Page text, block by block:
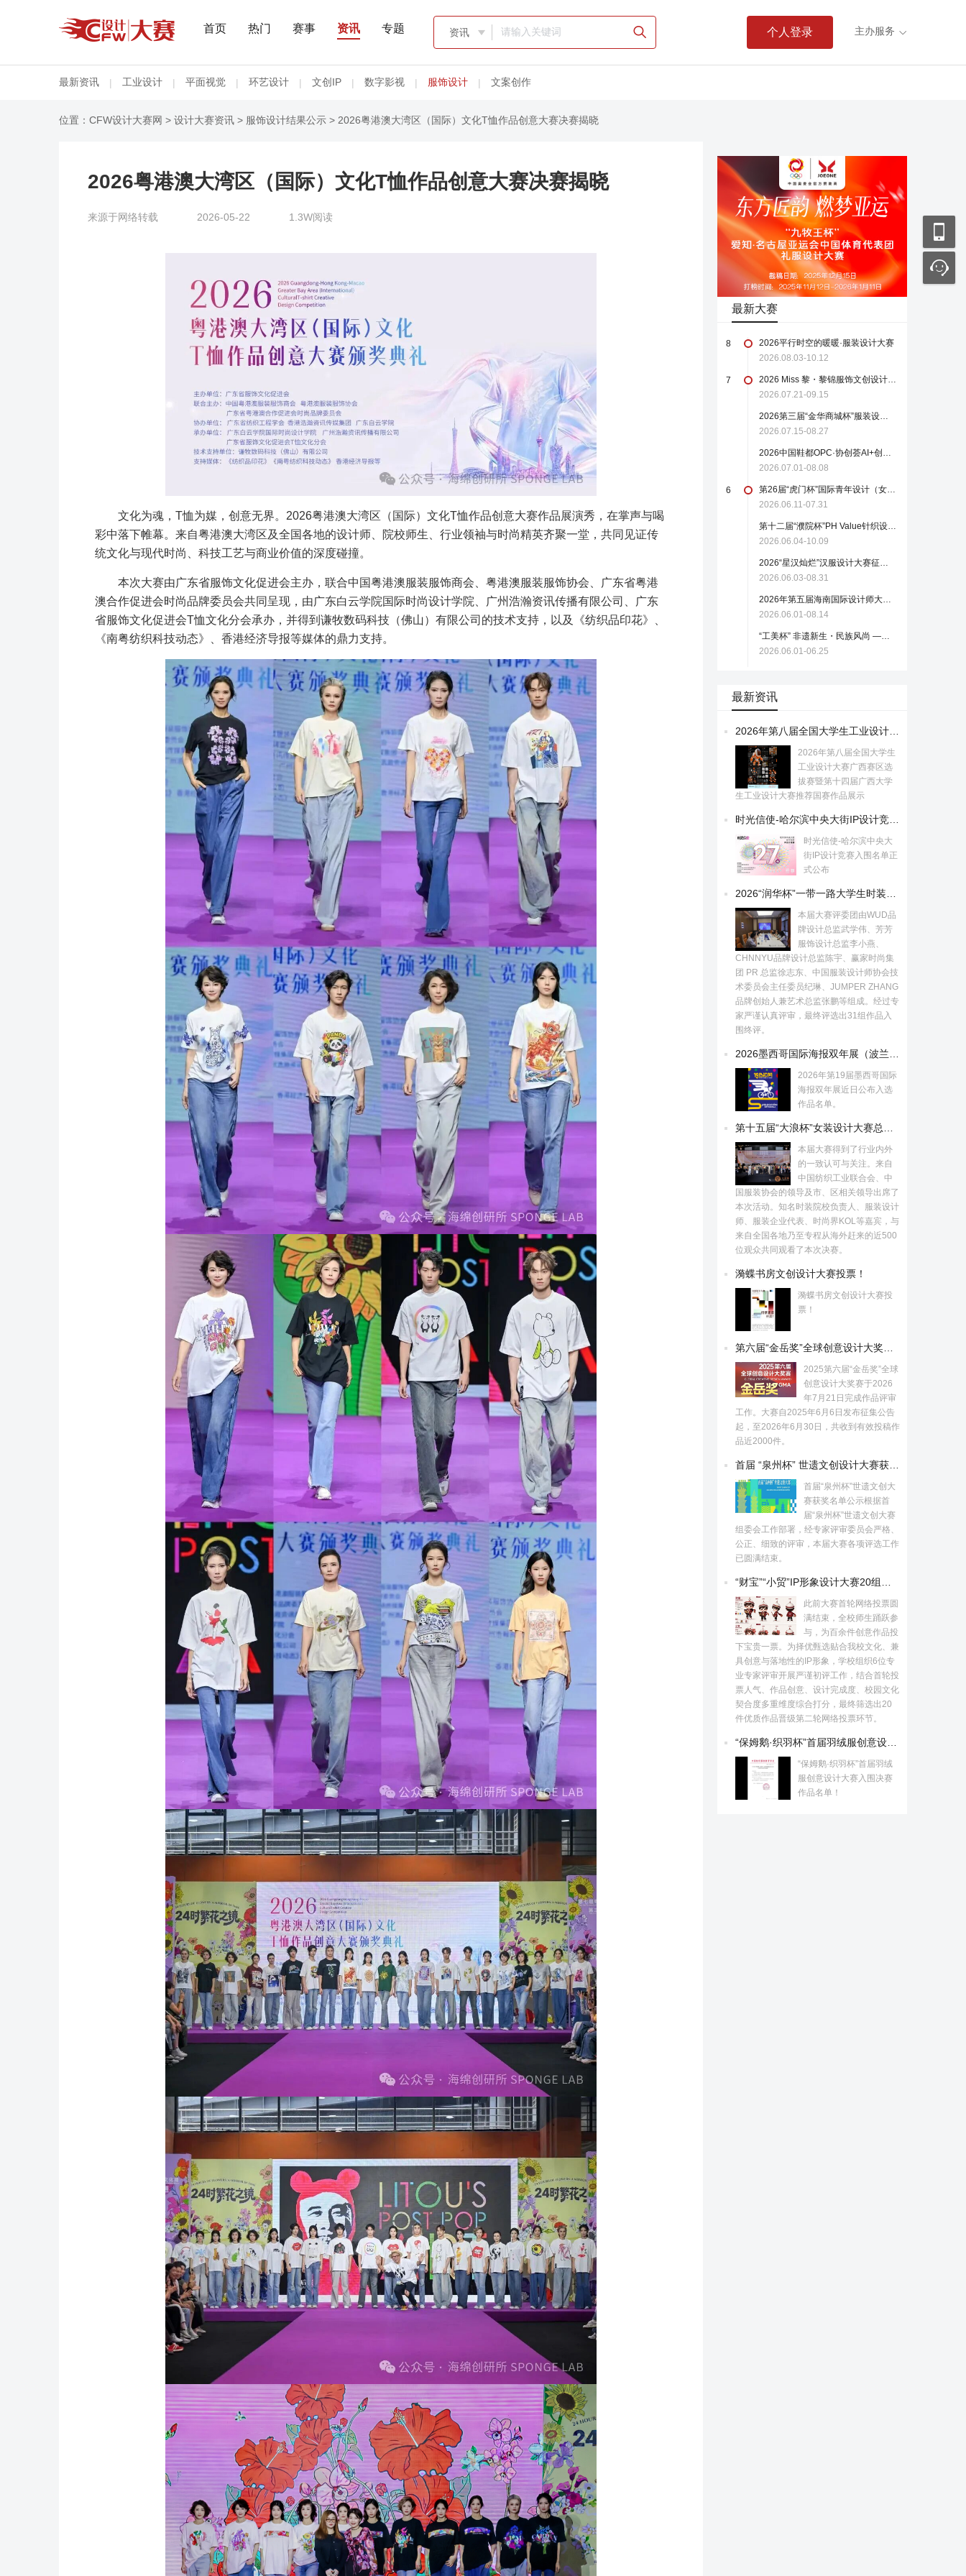
首页 热门 赛事 资讯 专题 资讯   个人登录 主办服务 
最新资讯 | 工业设计 | 平面视觉 | 环艺设计 | 文创IP | 数字影视 | 服饰设计 | 文案创作
位置： CFW设计大赛网 > 设计大赛资讯 > 服饰设计结果公示 > 2026粤港澳大湾区（国际）文化T恤作品创意大赛决赛揭晓
2026粤港澳大湾区（国际）文化T恤作品创意大赛决赛揭晓
来源于网络转载 2026-05-22 1.3W阅读
文化为魂，T恤为媒，创意无界。2026粤港澳大湾区（国际）文化T恤作品创意大赛作品展演秀，在掌声与喝
彩中落下帷幕。来自粤港澳大湾区及全国各地的设计师、院校师生、行业领袖与时尚精英齐聚一堂，共同见证传
统文化与现代时尚、科技工艺与商业价值的深度碰撞。
本次大赛由广东省服饰文化促进会主办，联合中国粤港澳服装服饰商会、粤港澳服装服饰协会、广东省粤港
澳合作促进会时尚品牌委员会共同呈现，由广东白云学院国际时尚设计学院、广州浩瀚资讯传播有限公司、广东
省服饰文化促进会T恤文化分会承办，并得到谦牧数码科技（佛山）有限公司的技术支持，以及《纺织品印花》、
《南粤纺织科技动态》、香港经济导报等媒体的鼎力支持。
最新大赛
8
2026平行时空的暖暖·服装设计大赛
2026.08.03-10.12
7
2026 Miss 黎・黎锦服饰文创设计大赛
2026.07.21-09.15
2026第三届“金华商城杯”服装设计大赛（截至2026年8月27日）
2026.07.15-08.27
2026中国鞋都OPC·协创荟AI+创意设计大赛
2026.07.01-08.08
6
第26届“虎门杯”国际青年设计（女装）大赛
2026.06.11-07.31
第十二届“濮院杯”PH Value针织设计师大赛
2026.06.04-10.09
2026“星汉灿烂”汉服设计大赛征稿启事（截至2026.8.31）
2026.06.03-08.31
2026年第五届海南国际设计师大赛作品征集
2026.06.01-08.14
“工美杯” 非遗新生・民族风尚 —— 全国现代时尚首饰设计大赛火热报名中
2026.06.01-06.25
最新资讯
2026年第八届全国大学生
工业设计大赛广西赛区选
拔赛暨第十四届广西大学
生工业设计大赛推荐国赛作品展示
时光信使-哈尔滨中央大
街IP设计竞赛入围名单正
式公布
本届大赛评委团由WUD品
牌设计总监武学伟、芳芳
服饰设计总监李小燕、
CHNNYU品牌设计总监陈宇、赢家时尚集
团 PR 总监徐志东、中国服装设计师协会技
术委员会主任委员纪琳、JUMPER ZHANG
品牌创始人兼艺术总监张鹏等组成。经过专
家严谨认真评审，最终评选出31组作品入
围终评。
2026年第19届墨西哥国际
海报双年展近日公布入选
作品名单。
本届大赛得到了行业内外
的一致认可与关注。来自
中国纺织工业联合会、中
国服装协会的领导及市、区相关领导出席了
本次活动。知名时装院校负责人、服装设计
师、服装企业代表、时尚界KOL等嘉宾，与
来自全国各地乃至专程从海外赶来的近500
位观众共同观看了本次决赛。
漪蝶书房文创设计大赛投票！
漪蝶书房文创设计大赛投
票！
2025第六届“金岳奖”全球
创意设计大奖赛于2026
年7月21日完成作品评审
工作。大赛自2025年6月6日发布征集公告
起，至2026年6月30日，共收到有效投稿作
品近2000件。
首届“泉州杯”世遗文创大
赛获奖名单公示根据首
届“泉州杯”世遗文创大赛
组委会工作部署，经专家评审委员会严格、
公正、细致的评审，本届大赛各项评选工作
已圆满结束。
此前大赛首轮网络投票圆
满结束，全校师生踊跃参
与，为百余件创意作品投
下宝贵一票。为择优甄选贴合我校文化、兼
具创意与落地性的IP形象，学校组织6位专
业专家评审开展严谨初评工作，结合首轮投
票人气、作品创意、设计完成度、校园文化
契合度多重维度综合打分，最终筛选出20
件优质作品晋级第二轮网络投票环节。
“保姆鹅·织羽杯”首届羽绒
服创意设计大赛入围决赛
作品名单！